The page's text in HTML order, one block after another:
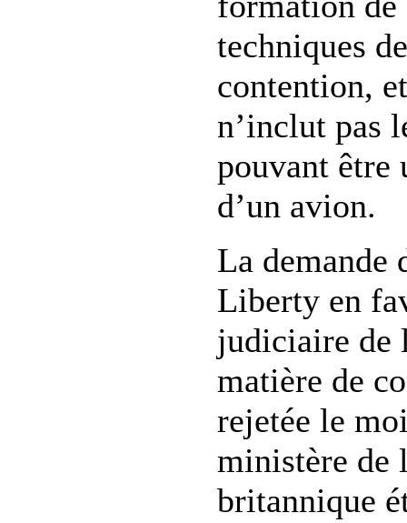
techniques
contention,
n’inclut pas
pouvant être
d’un avion.
La demande
Liberty en
judiciaire de
matière de
rejetée le
ministère de
britannique